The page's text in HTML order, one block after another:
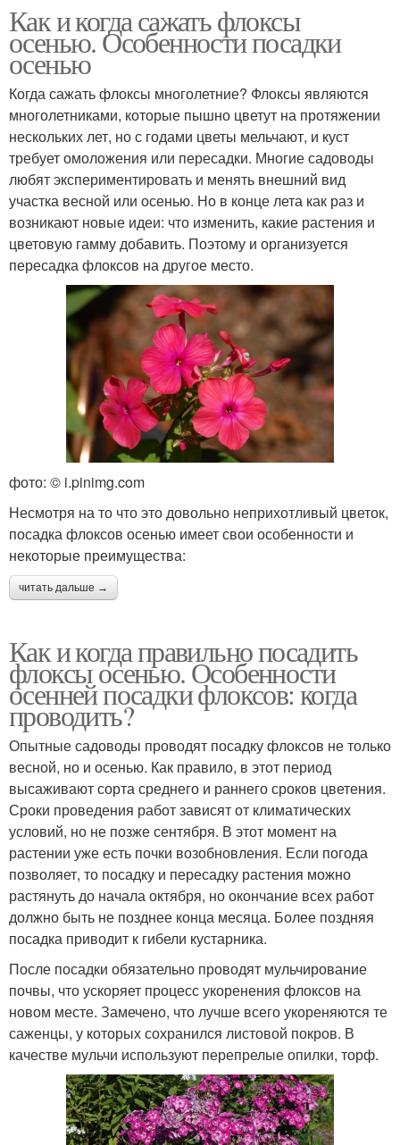
Как и когда сажать флоксы
осенью. Особенности посадки
осенью
Когда сажать флоксы многолетние? Флоксы являются
многолетниками, которые пышно цветут на протяжении
нескольких лет, но с годами цветы мельчают, и куст
требует омоложения или пересадки. Многие садоводы
любят экспериментировать и менять внешний вид
участка весной или осенью. Но в конце лета как раз и
возникают новые идеи: что изменить, какие растения и
цветовую гамму добавить. Поэтому и организуется
пересадка флоксов на другое место.
фото: © i.pinimg.com
Несмотря на то что это довольно неприхотливый цветок,
посадка флоксов осенью имеет свои особенности и
некоторые преимущества:
читать дальше →
Как и когда правильно посадить
флоксы осенью. Особенности
осенней посадки флоксов: когда
проводить?
Опытные садоводы проводят посадку флоксов не только
весной, но и осенью. Как правило, в этот период
высаживают сорта среднего и раннего сроков цветения.
Сроки проведения работ зависят от климатических
условий, но не позже сентября. В этот момент на
растении уже есть почки возобновления. Если погода
позволяет, то посадку и пересадку растения можно
растянуть до начала октября, но окончание всех работ
должно быть не позднее конца месяца. Более поздняя
посадка приводит к гибели кустарника.
После посадки обязательно проводят мульчирование
почвы, что ускоряет процесс укоренения флоксов на
новом месте. Замечено, что лучше всего укореняются те
саженцы, у которых сохранился листовой покров. В
качестве мульчи используют перепрелые опилки, торф.